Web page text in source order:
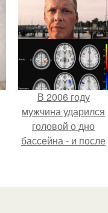
В 2006 году
мужчина ударился
головой о дно
бассейна - и после
странным образом.